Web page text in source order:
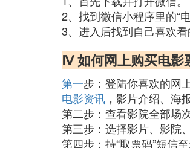
2、找到微信小程序里的“电
3、进入后找到自己喜欢
Ⅳ 如何网上购买电影
第一步：登陆你喜欢的网
电影资讯 ，影片介绍、海
第二步：查看影院全部场
第三步：选择影片、影院
第四步：持“取票码”短信